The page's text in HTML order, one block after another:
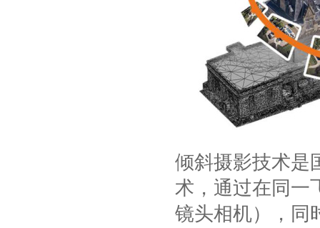
倾斜摄影技术是
术，通过在同一
镜头相机），同